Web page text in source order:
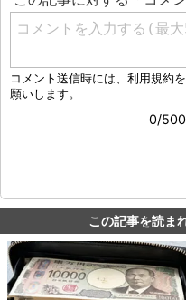
この記事を読ま